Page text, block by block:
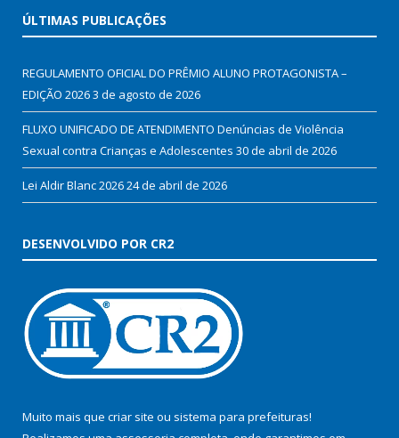
ÚLTIMAS PUBLICAÇÕES
REGULAMENTO OFICIAL DO PRÊMIO ALUNO PROTAGONISTA –
EDIÇÃO 20263 de agosto de 2026
FLUXO UNIFICADO DE ATENDIMENTO Denúncias de Violência
Sexual contra Crianças e Adolescentes 30 de abril de 2026
Lei Aldir Blanc 202624 de abril de 2026
DESENVOLVIDO POR CR2
Muito mais que criar site ou sistema para prefeituras!